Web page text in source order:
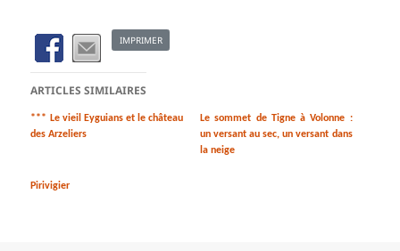
IMPRIMER
ARTICLES SIMILAIRES
*** Le vieil Eyguians et le château
des Arzeliers
Le sommet de Tigne à Volonne :
un versant au sec, un versant dans
la neige
Pirivigier